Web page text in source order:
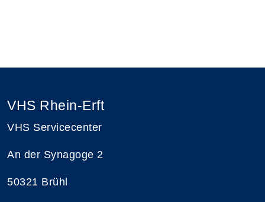
VHS Rhein-Erft
VHS Servicecenter
An der Synagoge 2
50321 Brühl